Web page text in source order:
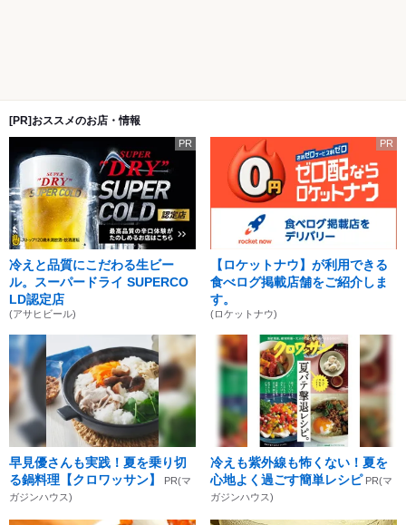
[PR]おススメのお店・情報
PR
冷えと品質にこだわる生ビー
ル。スーパードライ SUPERCO
LD認定店
(アサヒビール)
PR
【ロケットナウ】が利用できる
食べログ掲載店舗をご紹介しま
す。
(ロケットナウ)
早見優さんも実践！夏を乗り切
る鍋料理【クロワッサン】
PR(マ
ガジンハウス)
冷えも紫外線も怖くない！夏を
心地よく過ごす簡単レシピ PR(マ
ガジンハウス)